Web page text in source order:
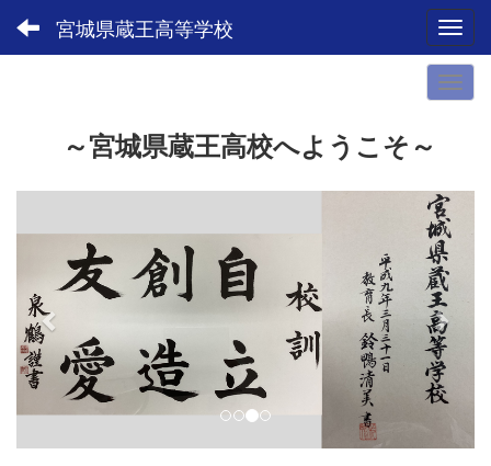
宮城県蔵王高等学校
～宮城県蔵王高校へようこそ～
r
v
i
o
s
n
e
x
t